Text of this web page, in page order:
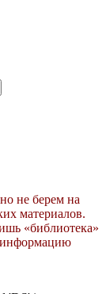
не берем на
материалов.
«библиотека»
информацию